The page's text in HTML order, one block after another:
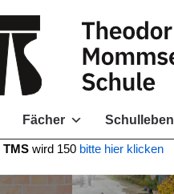
Fächer Schulleben
TMS wird 150 bitte hier klicken